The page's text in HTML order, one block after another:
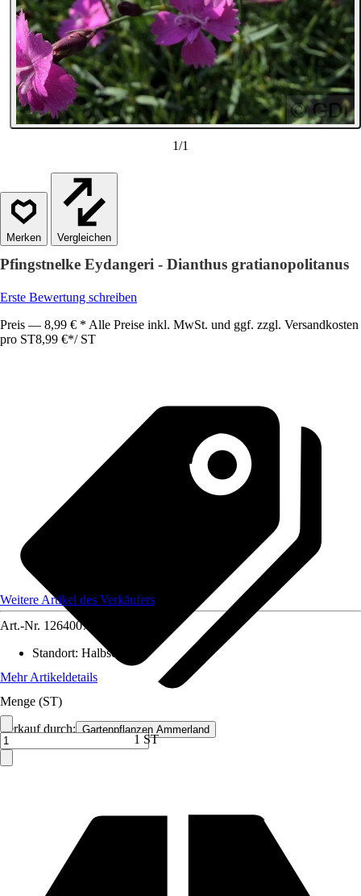
1/1
Vergleichen
Pfingstnelke Eydangeri - Dianthus gratianopolitanus
Erste Bewertung schreiben
Preis — 8,99 € * Alle Preise inkl. MwSt. und ggf. zzgl. Versandkosten
pro ST8,99 €*/ ST
Verkauf durch: Gartenpflanzen Ammerland
Weitere Artikel des Verkäufers
Art.-Nr. 12640070
Standort: Halbschatten
Mehr Artikeldetails
Menge (ST)
1 ST